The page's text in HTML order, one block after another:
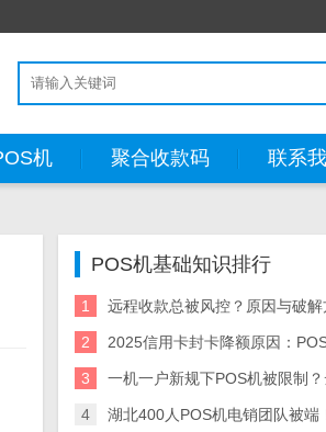
机 聚合收款码 联系
POS机基础知识排行
1 远程收款总被风控？原因与破解方法全解析！这两款
2 2025信用卡封卡降额原因：POS机一机一户下单一商
3 一机一户新规下POS机被限制？云闪付注销妙招+
4 湖北400人POS机电销团队被端！今年多起案件